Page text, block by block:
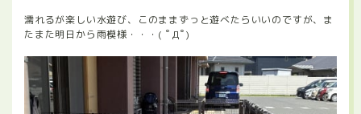
濡れるが楽しい水遊び、このままずっと遊べたらいいのですが、ま
たまた明日から雨模様・・・( ﾟДﾟ)